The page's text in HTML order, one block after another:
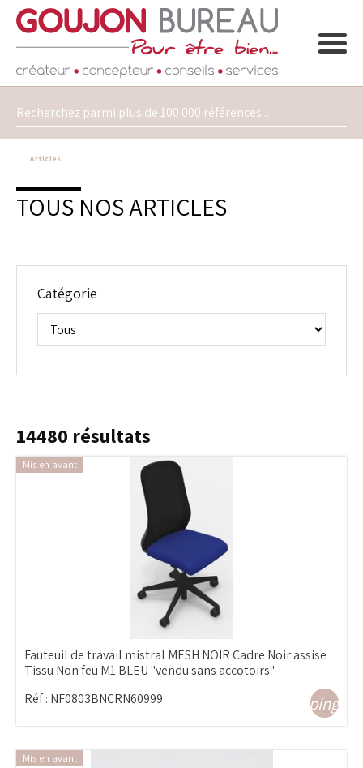
Articles
TOUS NOS ARTICLES
Catégorie
14480 résultats
Mis en avant
Fauteuil de travail mistral MESH NOIR Cadre Noir assise
Tissu Non feu M1 BLEU "vendu sans accotoirs"
Réf : NF0803BNCRN60999
Mis en avant